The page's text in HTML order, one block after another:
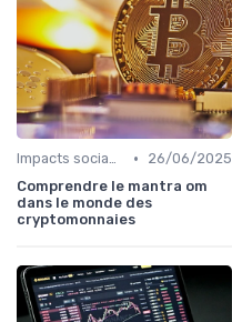
Impacts sociaux et économiques •
26/06/2025
Comprendre le mantra om
dans le monde des
cryptomonnaies